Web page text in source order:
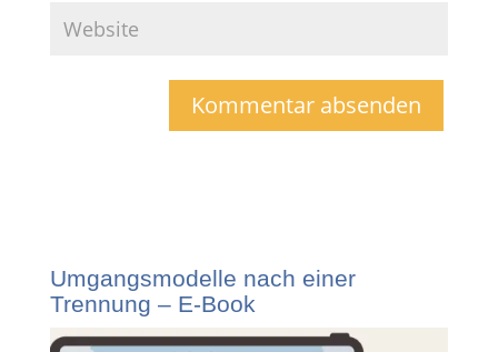
Umgangsmodelle nach einer
Trennung – E-Book